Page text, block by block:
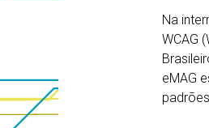
Na
WCAG
eMAG